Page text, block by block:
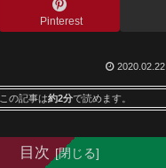
Pinterest
2020.02.22
この記事は約2分で読めます。
目次